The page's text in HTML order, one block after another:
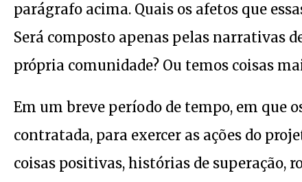
parágrafo acima. Quais os afetos que
Será composto apenas pelas narrativas
própria comunidade? Ou temos coisas
Em um breve período de tempo, em que
contratada, para exercer as ações do
coisas positivas, histórias de superação,